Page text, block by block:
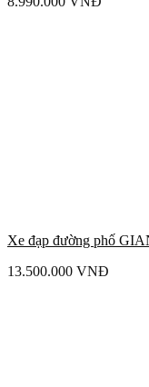
Xe đạp đường phố
13.500.000 VNĐ